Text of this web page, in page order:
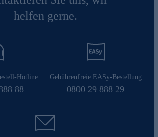
helfen gerne.
Hotline
88
Gebührenfreie EASy-Bestellung
0800 29 888 29